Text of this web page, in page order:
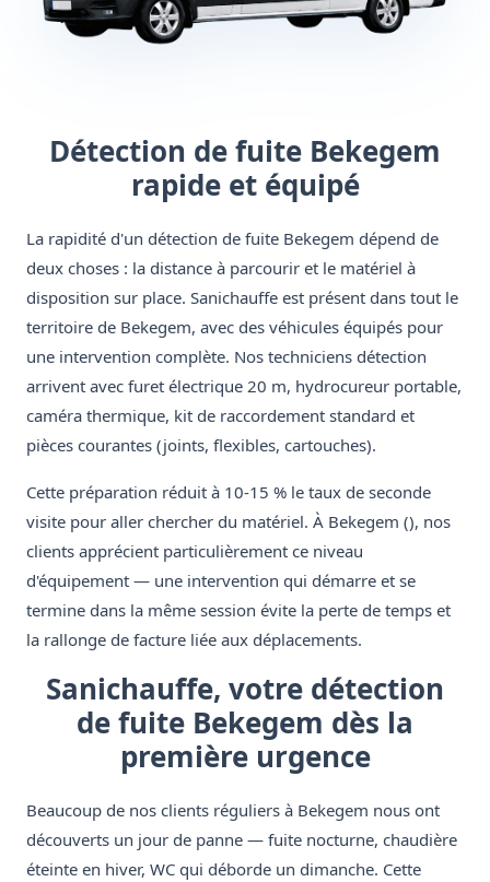
Détection de fuite Bekegem
rapide et équipé
La rapidité d'un détection de fuite Bekegem dépend de
deux choses : la distance à parcourir et le matériel à
disposition sur place. Sanichauffe est présent dans tout le
territoire de Bekegem, avec des véhicules équipés pour
une intervention complète. Nos techniciens détection
arrivent avec furet électrique 20 m, hydrocureur portable,
caméra thermique, kit de raccordement standard et
pièces courantes (joints, flexibles, cartouches).
Cette préparation réduit à 10-15 % le taux de seconde
visite pour aller chercher du matériel. À Bekegem (), nos
clients apprécient particulièrement ce niveau
d'équipement — une intervention qui démarre et se
termine dans la même session évite la perte de temps et
la rallonge de facture liée aux déplacements.
Sanichauffe, votre détection
de fuite Bekegem dès la
première urgence
Beaucoup de nos clients réguliers à Bekegem nous ont
découverts un jour de panne — fuite nocturne, chaudière
éteinte en hiver, WC qui déborde un dimanche. Cette